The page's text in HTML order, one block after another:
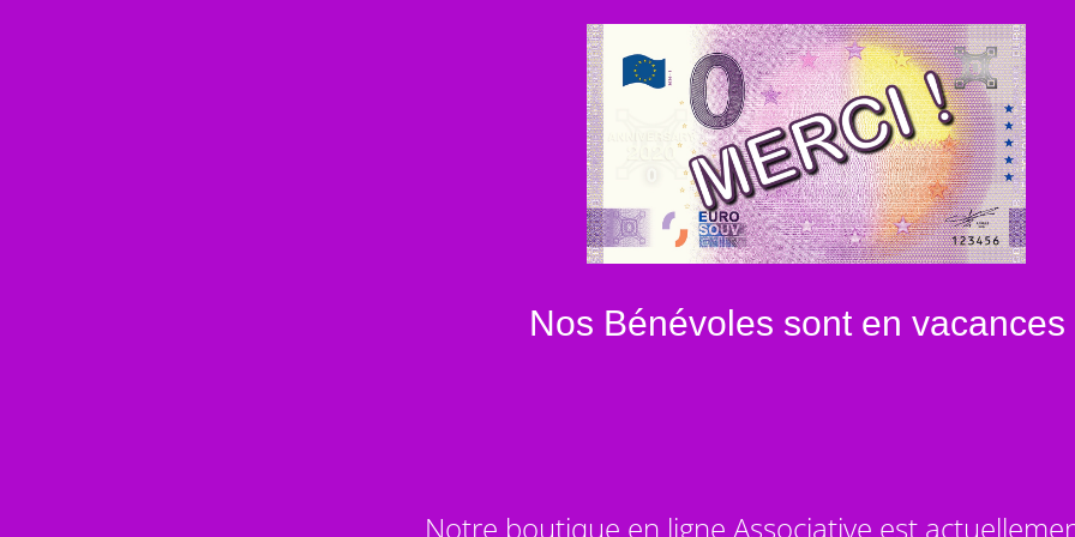
Nos Bénévoles sont en vacances
Notre boutique en ligne Associative est